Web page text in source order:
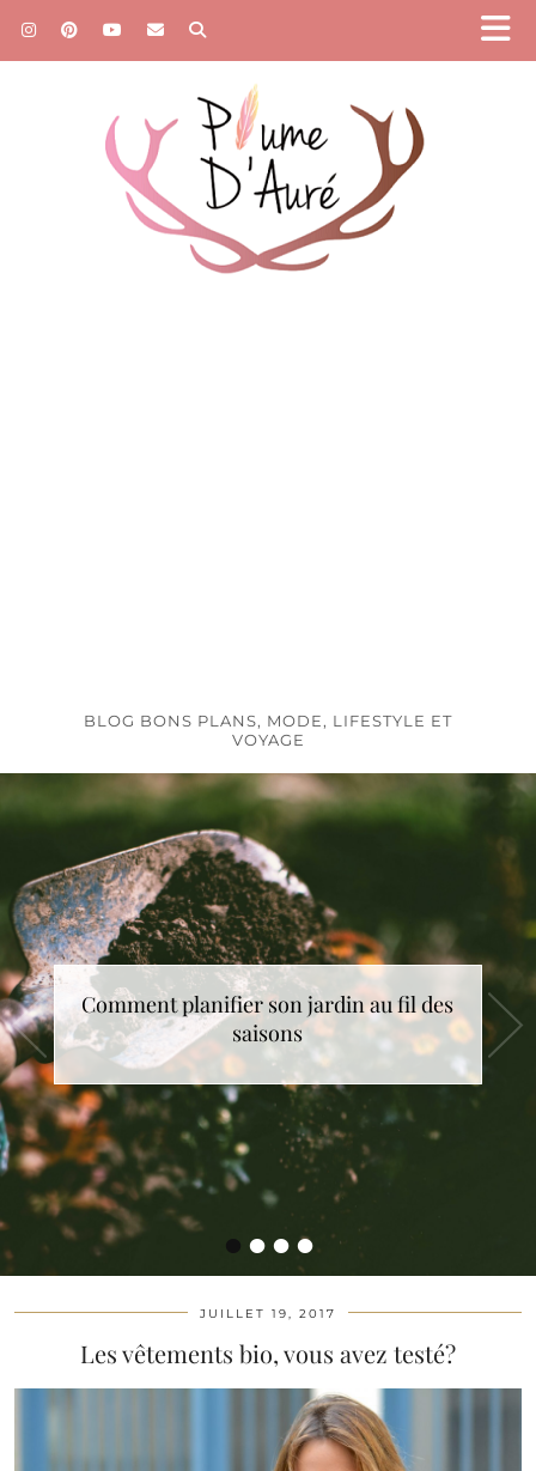
BLOG BONS PLANS, MODE, LIFESTYLE ET
VOYAGE
••••
Comment planifier son jardin au fil des
saisons
JUILLET 19, 2017
Les vêtements bio, vous avez testé?